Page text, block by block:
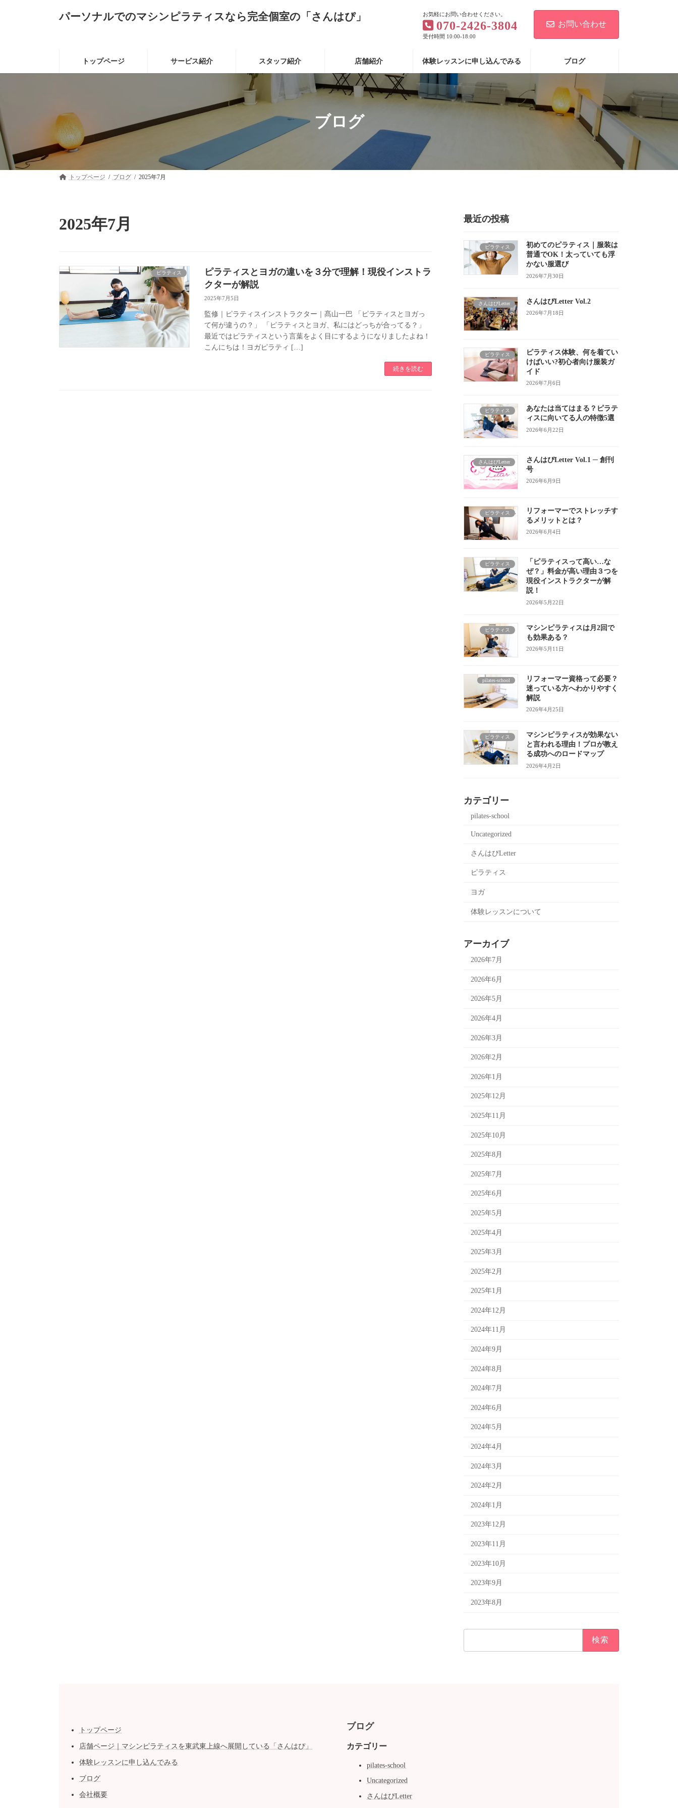
パーソナルでのマシンピラティスなら完全個室の「さんはぴ」 お気軽にお問い合わせください。
070-2426-3804
受付時間 10:00-18:00
お問い合わせ
トップページ サービス紹介 スタッフ紹介 店舗紹介 体験レッスンに申し込んでみる ブログ
ブログ
トップページ ブログ 2025年7月
2025年7月
ピラティス
ピラティスとヨガの違いを３分で理解！現役インストラ
クターが解説
2025年7月5日
監修｜ピラティスインストラクター｜髙山一巴 「ピラティスとヨガっ
て何が違うの？」 「ピラティスとヨガ、私にはどっちが合ってる？」
最近ではピラティスという言葉をよく目にするようになりましたよね！
こんにちは！ヨガピラティ […]
続きを読む
最近の投稿
ピラティス
初めてのピラティス｜服装は
普通でOK！太っていても浮
かない服選び
2026年7月30日
さんはぴLetter さんはぴLetter Vol.2
2026年7月18日
ピラティス
ピラティス体験、何を着てい
けばいい?初心者向け服装ガ
イド
2026年7月6日
ピラティス
あなたは当てはまる？ピラテ
ィスに向いてる人の特徴5選
2026年6月22日
さんはぴLetter
さんはぴLetter Vol.1 ─ 創刊
号
2026年6月9日
ピラティス
リフォーマーでストレッチす
るメリットとは？
2026年6月4日
ピラティス
「ピラティスって高い…な
ぜ？」料金が高い理由３つを
現役インストラクターが解
説！
2026年5月22日
ピラティス
マシンピラティスは月2回で
も効果ある？
2026年5月11日
pilates-school
リフォーマー資格って必要？
迷っている方へわかりやすく
解説
2026年4月25日
ピラティス
マシンピラティスが効果ない
と言われる理由！プロが教え
る成功へのロードマップ
2026年4月2日
カテゴリー
pilates-school
Uncategorized
さんはぴLetter
ピラティス
ヨガ
体験レッスンについて
アーカイブ
2026年7月
2026年6月
2026年5月
2026年4月
2026年3月
2026年2月
2026年1月
2025年12月
2025年11月
2025年10月
2025年8月
2025年7月
2025年6月
2025年5月
2025年4月
2025年3月
2025年2月
2025年1月
2024年12月
2024年11月
2024年9月
2024年8月
2024年7月
2024年6月
2024年5月
2024年4月
2024年3月
2024年2月
2024年1月
2023年12月
2023年11月
2023年10月
2023年9月
2023年8月
トップページ
店舗ページ｜マシンピラティスを東武東上線へ展開している「さんはぴ」
体験レッスンに申し込んでみる
ブログ
会社概要
ブログ
カテゴリー
pilates-school
Uncategorized
さんはぴLetter